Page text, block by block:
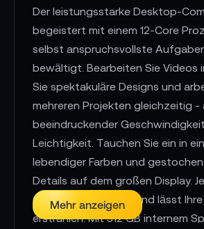
Der leistungsstarke Desktop-
begeistert mit einem 12-Core
selbst anspruchsvollste
bewältigt. Bearbeiten Sie Videos
Sie spektakuläre Designs und
mehreren Projekten gleichzeitig -
beeindruckender
Leichtigkeit. Tauchen Sie ein in
lebendiger Farben und
Details auf dem großen Display.
zum Leben erweckt und lässt
erstrahlen. Mit 512 GB internem
Mehr anzeigen